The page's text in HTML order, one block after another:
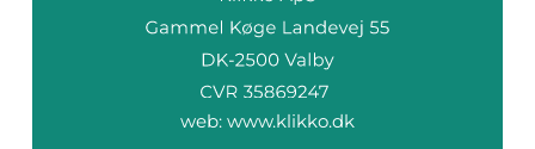
web: www.klikko.dk